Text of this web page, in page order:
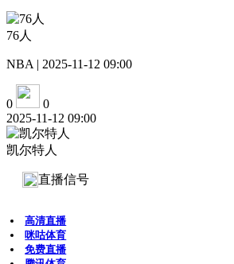
76人
NBA | 2025-11-12 09:00
0
0
2025-11-12 09:00
凯尔特人
直播信号
高清直播
咪咕体育
免费直播